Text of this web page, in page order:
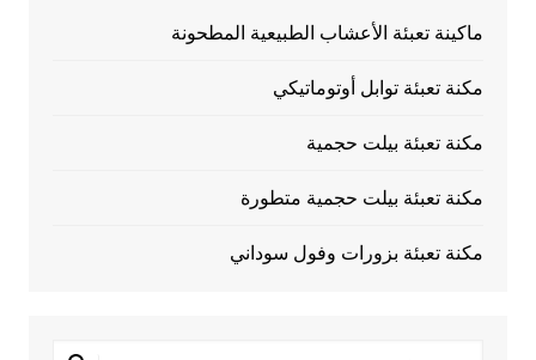
ماكينة تعبئة الأعشاب الطبيعية المطحونة
مكنة تعبئة توابل أوتوماتيكي
مكنة تعبئة بيلت حجمية
مكنة تعبئة بيلت حجمية متطورة
مكنة تعبئة بزورات وفول سوداني